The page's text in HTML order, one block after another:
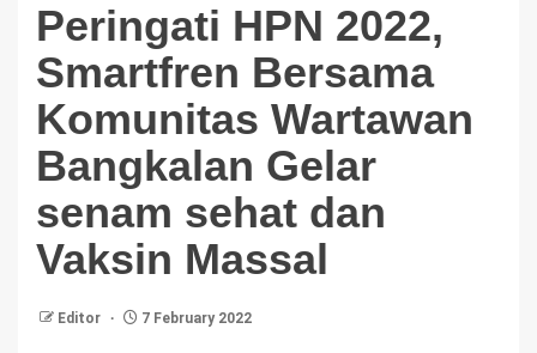
Peringati HPN 2022,
Smartfren Bersama
Komunitas Wartawan
Bangkalan Gelar
senam sehat dan
Vaksin Massal
Editor 7 February 2022